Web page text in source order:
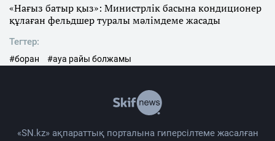
«Нағыз батыр қыз»: Министрлік басына кондиционер
құлаған фельдшер туралы мәлімдеме жасады
Тегтер:
#боран #ауа райы болжамы
«SN.kz» ақпараттық порталына гиперсілтеме жасалған